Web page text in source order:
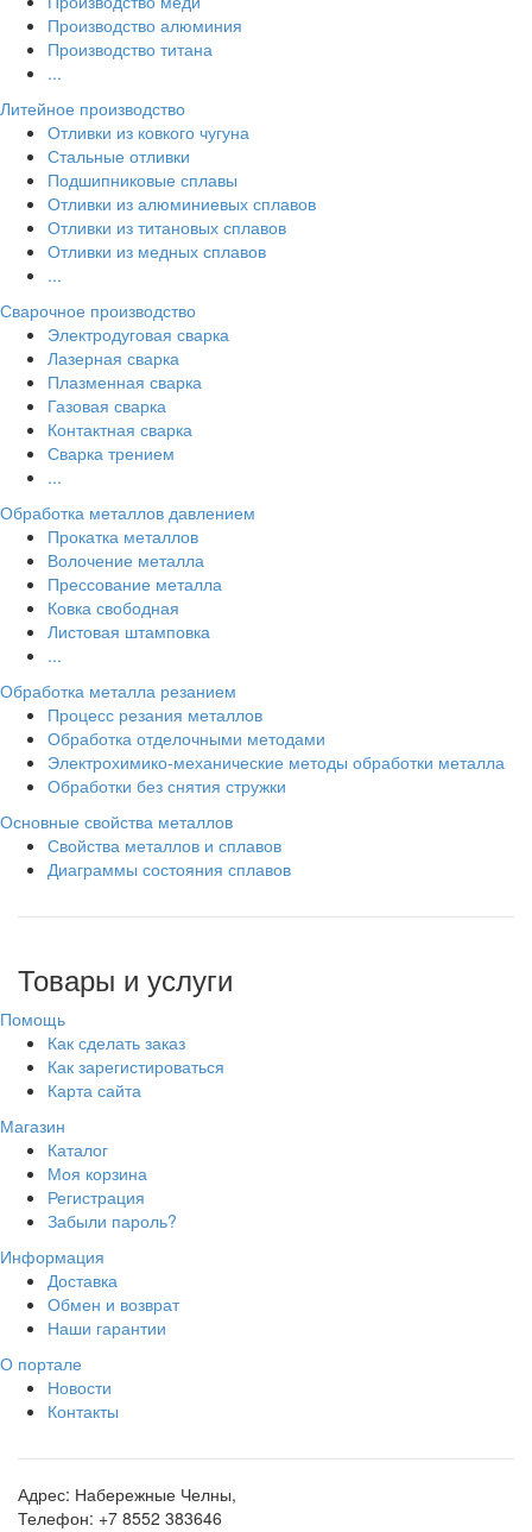
Производство алюминия
Производство титана
...
Литейное производство
Отливки из ковкого чугуна
Стальные отливки
Подшипниковые сплавы
Отливки из алюминиевых сплавов
Отливки из титановых сплавов
Отливки из медных сплавов
...
Сварочное производство
Электродуговая сварка
Лазерная сварка
Плазменная сварка
Газовая сварка
Контактная сварка
Сварка трением
...
Обработка металлов давлением
Прокатка металлов
Волочение металла
Прессование металла
Ковка свободная
Листовая штамповка
...
Обработка металла резанием
Процесс резания металлов
Обработка отделочными методами
Электрохимико-механические методы обработки металла
Обработки без снятия стружки
Основные свойства металлов
Свойства металлов и сплавов
Диаграммы состояния сплавов
Товары и услуги
Помощь
Как сделать заказ
Как зарегистироваться
Карта сайта
Магазин
Каталог
Моя корзина
Регистрация
Забыли пароль?
Информация
Доставка
Обмен и возврат
Наши гарантии
О портале
Новости
Контакты
Адрес: Набережные Челны,
Телефон: +7 8552 383646